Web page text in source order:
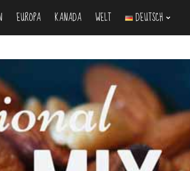
EUROPA KANADA WELT DEUTSCH